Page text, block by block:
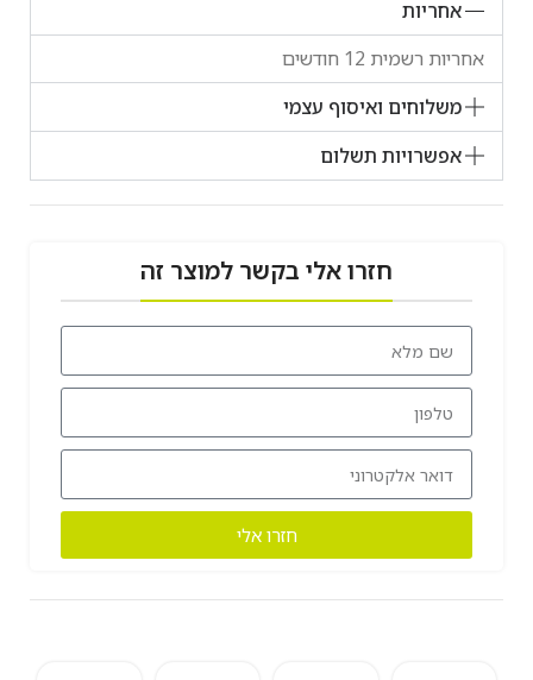
אחריות
אחריות רשמית 12 חודשים
משלוחים ואיסוף עצמי
אפשרויות תשלום
חזרו אלי בקשר למוצר זה
חזרו אלי